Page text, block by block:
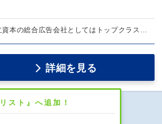
本の総合広告会社としてはトップクラス…
詳細を見る
スト』へ追加！